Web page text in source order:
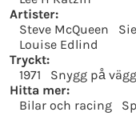
Artister:
Steve McQueen
Louise Edlind
Tryckt:
1971
Snygg på
Hitta mer:
Bilar och racing